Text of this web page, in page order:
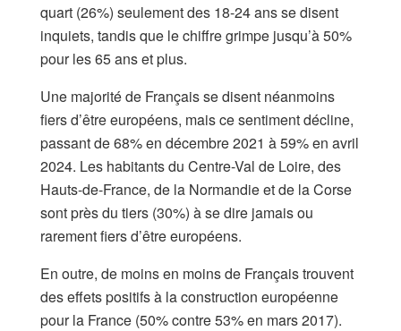
quart (26%) seulement des 18-24 ans se disent
inquiets, tandis que le chiffre grimpe jusqu’à 50%
pour les 65 ans et plus.
Une majorité de Français se disent néanmoins
fiers d’être européens, mais ce sentiment décline,
passant de 68% en décembre 2021 à 59% en avril
2024. Les habitants du Centre-Val de Loire, des
Hauts-de-France, de la Normandie et de la Corse
sont près du tiers (30%) à se dire jamais ou
rarement fiers d’être européens.
En outre, de moins en moins de Français trouvent
des effets positifs à la construction européenne
pour la France (50% contre 53% en mars 2017).